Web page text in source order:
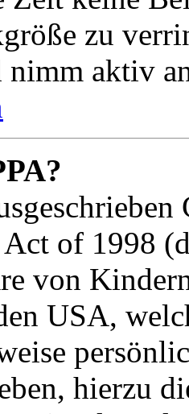
zu
nimm aktiv
of 1998
von
USA,
hierzu